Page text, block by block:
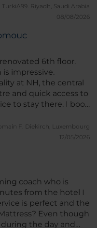
TurkiA99. Riyadh, Saudi Arabia
08/08/2026
6th floor.
impressive.
at NH, the central
and quick access to
to stay there. I book
for business and
F. Diekirch, Luxembourg
12/05/2026
coach who is
from the hotel I
is perfect and the
Even though
the day and